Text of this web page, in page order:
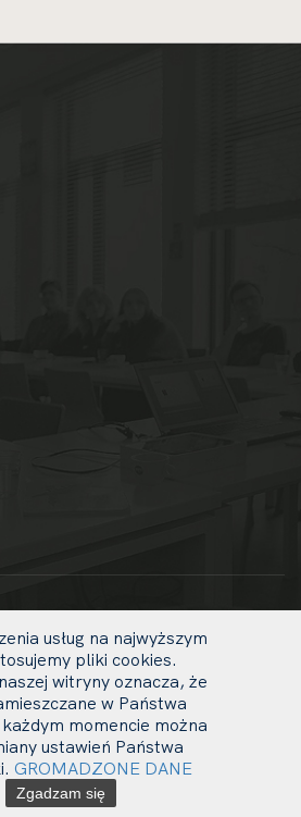
usług na najwyższym
pliki cookies.
witryny oznacza, że
w Państwa
momencie można
ustawień Państwa
GROMADZONE DANE
Zgadzam się